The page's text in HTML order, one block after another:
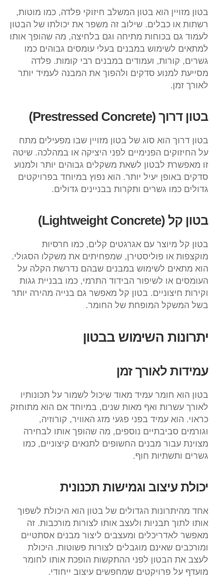
בטון מזויין הוא בטון המשלב חיזוקי פלדה, כמו מוטות,
רשתות או כבלים. שילוב זה משפר את יכולתו של הבטון
לעמוד גם בכוחות מתיחה וגם בלחיצה, מה שהופך אותו
למתאים לשימוש במבנים בעלי עומסים גבוהים כמו
גשרים, קורות, ועמודים במבנים רבי קומות. פלדה
מסייעת למנוע סדקים ולהפוך את המבנה לעמיד יותר
לאורך זמן.
בטון דרוך (Prestressed Concrete)
בטון דרוך הוא סוג של בטון מזויין שבו מפעילים מתח
על החיזוקים הפנימיים לפני היציקה או במהלכה. שיטה
זו מאפשרת לבטון לשאת משקלים גבוהים יותר ולמנוע
סדקים באופן יעיל יותר. הוא נפוץ במיוחד בפרויקטים
גדולים כמו גשרים ותקרות בבניינים גדולים.
בטון קל (Lightweight Concrete)
בטון קל מיוצר עם אגרגטים קלים, כמו חרסיות
מוקצפות או פוליסטירן, שמפחיתים את משקלו הסגולי.
הוא מתאים לשימוש במבנים שבהם נדרשת הקלה על
העומסים או לשיפור הבידוד התרמי, כמו בבניית גגות
וקירות חיצוניים. בטון קל מאפשר גם בנייה מהירה יותר
בשל המשקל המופחת של החומר.
יתרונות השימוש בבטון
עמידות לאורך זמן
בטון הוא חומר עמיד מאוד שיכול לשמור על תכונותיו
לאורך עשרות ואף מאות שנים, במיוחד אם הוא מתוחזק
כראוי. הוא עמיד בפני פגעי מזג האוויר, קורוזיה,
וגורמים סביבתיים נוספים, מה שהופך אותו לבחירה
מצוינת עבור מבנים החשופים לתנאים קיצוניים, כמו
גשרים ותשתיות חוף.
יכולת עיצוב וגמישות תכנונית
אחד מהיתרונות הגדולים של בטון הוא היכולת לשפוך
אותו לתוך תבניות ולעצב אותו לצורות מורכבות. זה
מאפשר לאדריכלים ומעצבים ליצור מבנים אסתטיים
ומורכבים שאינם מוגבלים לצורות פשוטות. היכולת
לעצב את הבטון לפני ההתקשות הופכת אותו לחומר
מועדף על פרויקטים שמחפשים עיצוב ייחודי.